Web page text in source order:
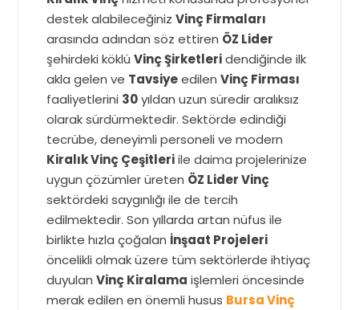
destek alabileceğinizVinç Firmaları
arasında adından söz ettiren ÖZ Lider
şehirdeki köklüVinç Şirketleridendiğinde ilk
akla gelen ve TavsiyeedilenVinç Firması
faaliyetlerini 30yıldan uzun süredir aralıksız
olarak sürdürmektedir. Sektörde edindiği
tecrübe, deneyimli personeli ve modern
Kiralık Vinç Çeşitleriile daima projelerinize
uygun çözümler üreten ÖZ Lider Vinç
sektördeki saygınlığı ile de tercih
edilmektedir. Son yıllarda artan nüfus ile
birlikte hızla çoğalan İnşaat Projeleri
öncelikli olmak üzere tüm sektörlerde ihtiyaç
duyulanVinç Kiralama işlemleri öncesinde
merak edilen en önemli husus Bursa Vinç